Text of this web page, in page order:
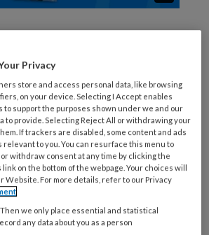
Hij is meer dan
geweest op een
van een ambulante
waar hij
gedragstherapie en
waarbij imaginaire rescripting
interventie is. Momenteel is
een zelfstandige praktijk voor
Privacy
store and access personal data, like browsing
on your device. Selecting I Accept enables
to support the purposes shown under we and our
to provide. Selecting Reject All or withdrawing your
If trackers are disabled, some content and ads
relevant to you. You can resurface this menu to
withdraw consent at any time by clicking the
on the bottom of the webpage. Your choices will
Website. For more details, refer to our Privacy
we only place essential and statistical
any data about you as a person